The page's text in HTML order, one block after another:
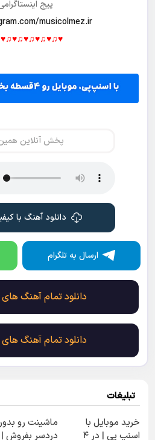
پیج
musicolmez.ir
پخش آنلاین
دانلود آهنگ با
ارسال به تلگرام
دانلود تمام آهنگ های آقشین فاتح
دانلود تمام آهنگ های پرویز بولبوله
تبلیغات
خرید موبایل با
اسنپ پی | در ۴
ماشینت رو
دردسر بفروش |